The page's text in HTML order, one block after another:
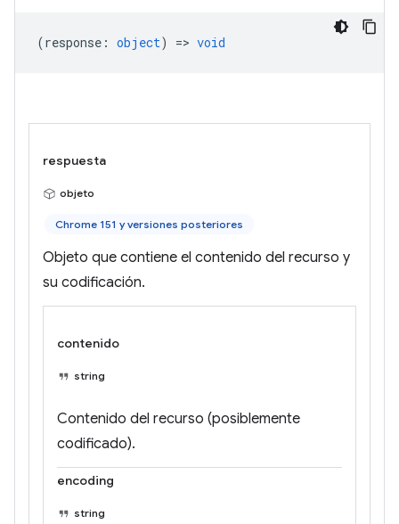
(response : object) => void
respuesta
objeto
Chrome 151 y versiones posteriores
Objeto que contiene el contenido del recurso y
su codificación.
contenido
string
Contenido del recurso (posiblemente
codificado).
encoding
string